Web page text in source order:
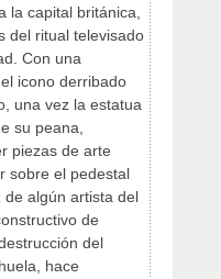
la capital británica,
del ritual televisado
Con una
icono derribado
una vez la estatua
su peana,
piezas de arte
sobre el pedestal
de algún artista del
de
del
hace